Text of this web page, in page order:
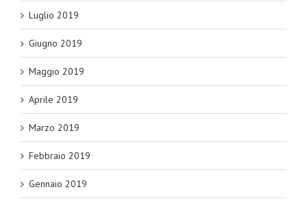
Luglio 2019
Giugno 2019
Maggio 2019
Aprile 2019
Marzo 2019
Febbraio 2019
Gennaio 2019